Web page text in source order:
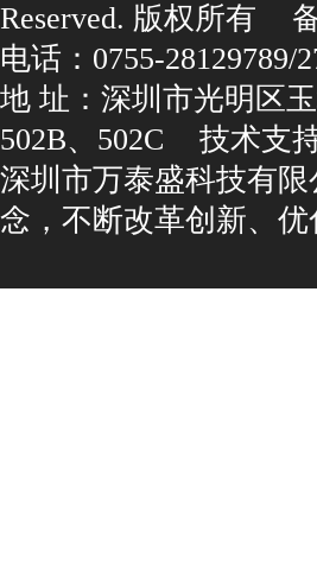
Reserved.版权所有
电话：0755-28129789/
地址：深圳市光明区
502B、502C
技术支
深圳市万泰盛科技有
念，不断改革创新、